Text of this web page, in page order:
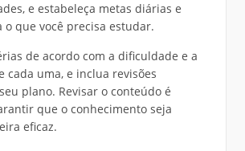
e estabeleça metas diárias e
o que você precisa estudar.
de acordo com a dificuldade e a
cada uma, e inclua revisões
plano. Revisar o conteúdo é
que o conhecimento seja
eficaz.